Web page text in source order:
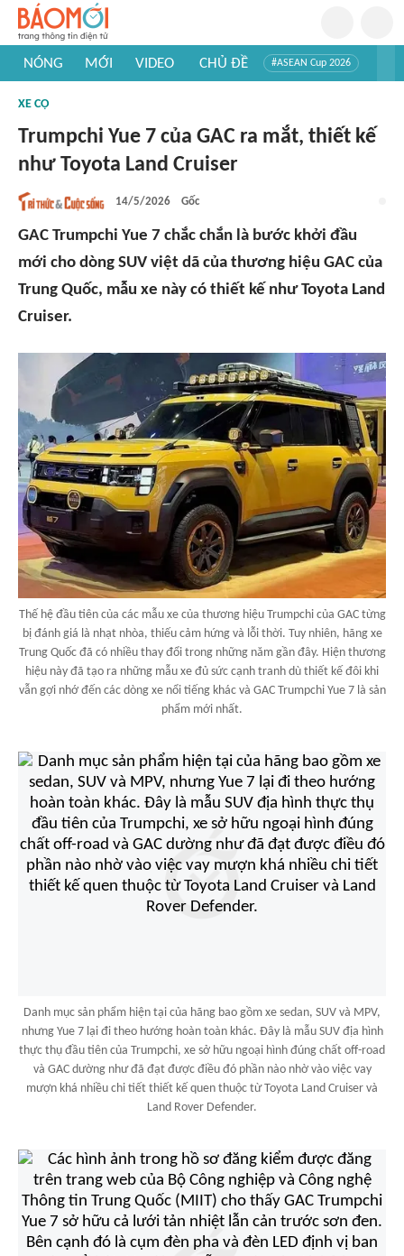
NÓNG MỚI VIDEO CHỦ ĐỀ #ASEAN Cup 2026
#Khám phá thế giới
XE CỘ
Trumpchi Yue 7 của GAC ra mắt, thiết kế
như Toyota Land Cruiser
14/5/2026 Gốc
GAC Trumpchi Yue 7 chắc chắn là bước khởi đầu
mới cho dòng SUV việt dã của thương hiệu GAC của
Trung Quốc, mẫu xe này có thiết kế như Toyota Land
Cruiser.
Thế hệ đầu tiên của các mẫu xe của thương hiệu Trumpchi của GAC từng
bị đánh giá là nhạt nhòa, thiếu cảm hứng và lỗi thời. Tuy nhiên, hãng xe
Trung Quốc đã có nhiều thay đổi trong những năm gần đây. Hiện thương
hiệu này đã tạo ra những mẫu xe đủ sức cạnh tranh dù thiết kế đôi khi
vẫn gợi nhớ đến các dòng xe nổi tiếng khác và GAC Trumpchi Yue 7 là sản
phẩm mới nhất.
Danh mục sản phẩm hiện tại của hãng bao gồm xe sedan, SUV và MPV,
nhưng Yue 7 lại đi theo hướng hoàn toàn khác. Đây là mẫu SUV địa hình
thực thụ đầu tiên của Trumpchi, xe sở hữu ngoại hình đúng chất off-road
và GAC dường như đã đạt được điều đó phần nào nhờ vào việc vay
mượn khá nhiều chi tiết thiết kế quen thuộc từ Toyota Land Cruiser và
Land Rover Defender.